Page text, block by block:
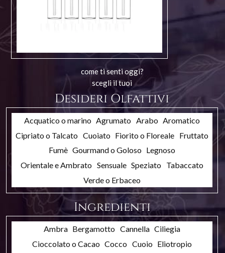
come ti senti oggi?
scegli il tuoi
Desideri Olfattivi
Acquatico o marino Agrumato Arabo Aromatico
Cipriato o Talcato Cuoiato Fiorito o Floreale Fruttato
Fumè Gourmand o Goloso Legnoso
Orientale e Ambrato Sensuale Speziato Tabaccato
Verde o Erbaceo
Ingredienti
Ambra Bergamotto Cannella Ciliegia
Cioccolato o Cacao Cocco Cuoio Eliotropio